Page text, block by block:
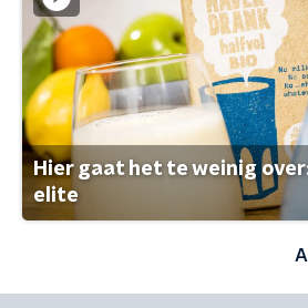
Hier gaat het te weinig
elite